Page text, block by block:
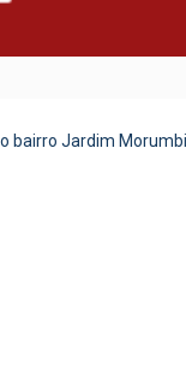
bairro Jardim